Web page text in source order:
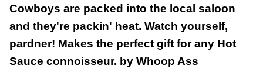
Presse
Datenschutz
Cowboys are packed into the local saloon
and they're packin' heat. Watch yourself,
pardner! Makes the perfect gift for any Hot
Sauce connoisseur. by Whoop Ass